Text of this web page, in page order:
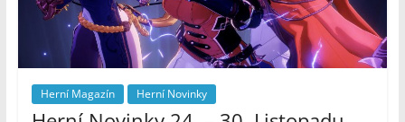
Herní Magazín Herní Novinky